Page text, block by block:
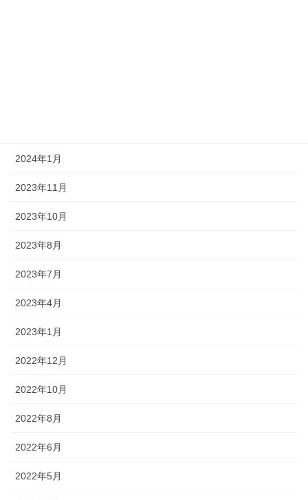
2024年1月
2023年11月
2023年10月
2023年8月
2023年7月
2023年4月
2023年1月
2022年12月
2022年10月
2022年8月
2022年6月
2022年5月